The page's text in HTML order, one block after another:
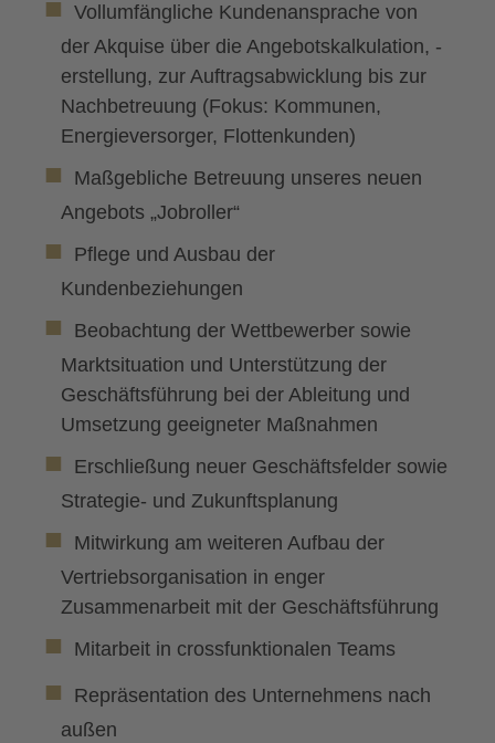
Vollumfängliche Kundenansprache von
der Akquise über die Angebotskalkulation, -
erstellung, zur Auftragsabwicklung bis zur
Nachbetreuung (Fokus: Kommunen,
Energieversorger, Flottenkunden)
Maßgebliche Betreuung unseres neuen
Angebots „Jobroller“
Pflege und Ausbau der
Kundenbeziehungen
Beobachtung der Wettbewerber sowie
Marktsituation und Unterstützung der
Geschäftsführung bei der Ableitung und
Umsetzung geeigneter Maßnahmen
Erschließung neuer Geschäftsfelder sowie
Strategie- und Zukunftsplanung
Mitwirkung am weiteren Aufbau der
Vertriebsorganisation in enger
Zusammenarbeit mit der Geschäftsführung
Mitarbeit in crossfunktionalen Teams
Repräsentation des Unternehmens nach
außen